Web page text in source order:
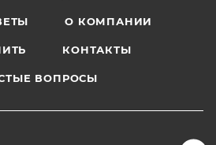
О КОМПАНИИ
КОНТАКТЫ
ВОПРОСЫ